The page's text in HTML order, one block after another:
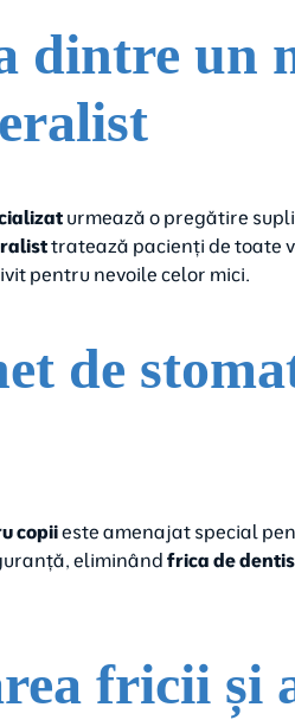
dintre un
urmează o pregătire
tratează pacienți de toate
pentru nevoile celor mici.
de
copiieste amenajat special
eliminând frica de
fricii și